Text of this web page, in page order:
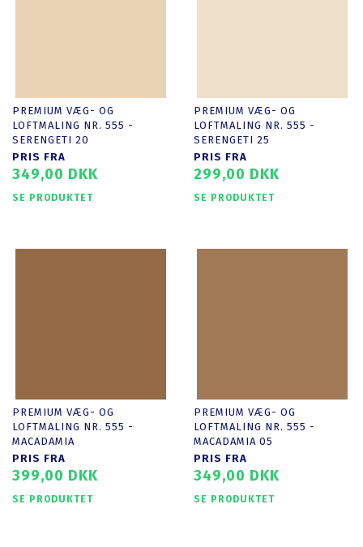
PREMIUM VÆG- OG
LOFTMALING NR. 555 -
SERENGETI 20
PRIS FRA
349,00 DKK
SE PRODUKTET
PREMIUM VÆG- OG
LOFTMALING NR. 555 -
SERENGETI 25
PRIS FRA
299,00 DKK
SE PRODUKTET
PREMIUM VÆG- OG
LOFTMALING NR. 555 -
MACADAMIA
PRIS FRA
399,00 DKK
SE PRODUKTET
PREMIUM VÆG- OG
LOFTMALING NR. 555 -
MACADAMIA 05
PRIS FRA
349,00 DKK
SE PRODUKTET